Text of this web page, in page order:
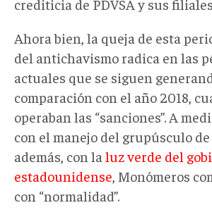
crediticia de PDVSA y sus
Ahora bien, la queja de esta
del antichavismo radica en las
actuales que se siguen
comparación con el año 2018,
operaban las “sanciones”. A
con el manejo del grupúsculo
además, con la luz verde del
estadounidense , Monómeros
con “normalidad”.